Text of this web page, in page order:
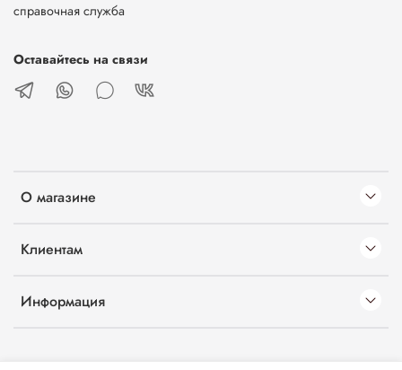
О магазине
Клиентам
Информация
справочная служба
Оставайтесь на связи